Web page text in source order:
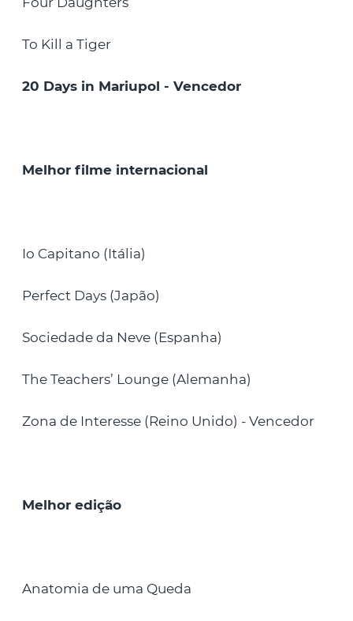
To Kill a Tiger
20 Days in Mariupol - Vencedor
Melhor filme internacional
Io Capitano (Itália)
Perfect Days (Japão)
Sociedade da Neve (Espanha)
The Teachers’ Lounge (Alemanha)
Zona de Interesse (Reino Unido) - Vencedor
Melhor edição
Anatomia de uma Queda